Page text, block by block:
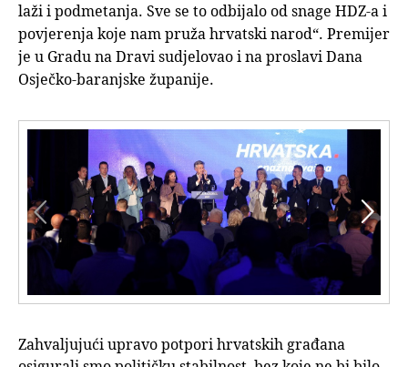
laži i podmetanja. Sve se to odbijalo od snage HDZ-a i
povjerenja koje nam pruža hrvatski narod“. Premijer
je u Gradu na Dravi sudjelovao i na proslavi Dana
Osječko-baranjske županije.


Zahvaljujući upravo potpori hrvatskih građana